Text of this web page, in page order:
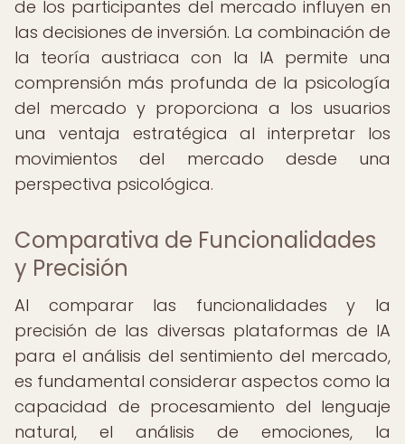
de los participantes del mercado influyen en
las decisiones de inversión. La combinación de
la teoría austriaca con la IA permite una
comprensión más profunda de la psicología
del mercado y proporciona a los usuarios
una ventaja estratégica al interpretar los
movimientos del mercado desde una
perspectiva psicológica.
Comparativa de Funcionalidades
y Precisión
Al comparar las funcionalidades y la
precisión de las diversas plataformas de IA
para el análisis del sentimiento del mercado,
es fundamental considerar aspectos como la
capacidad de procesamiento del lenguaje
natural, el análisis de emociones, la